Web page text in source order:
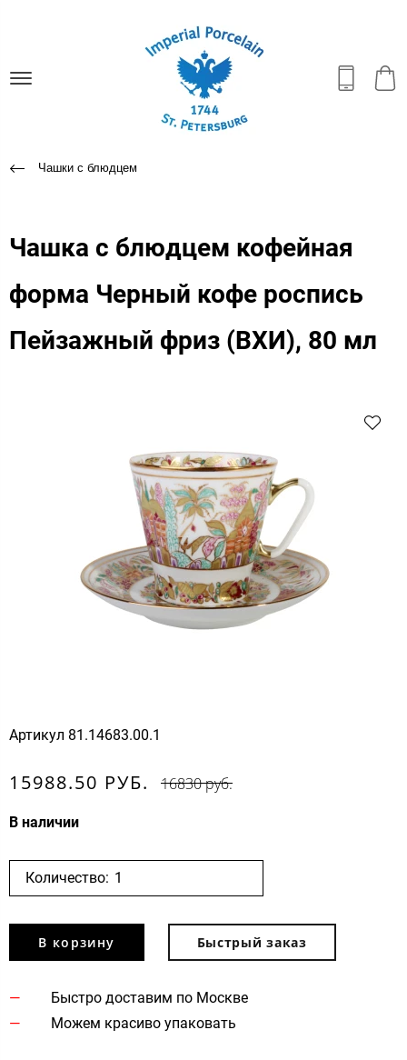
Чашки с блюдцем
Чашка с блюдцем кофейная
форма Черный кофе роспись
Пейзажный фриз (ВХИ), 80 мл
Артикул 81.14683.00.1
15988.50 РУБ. 16830 руб.
В наличии
Количество:
В корзину Быстрый заказ
Быстро доставим по Москве
Можем красиво упаковать